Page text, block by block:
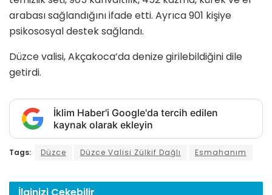
arabası sağlandığını ifade etti. Ayrıca 901 kişiye
psikososyal destek sağlandı.
Düzce valisi, Akçakoca’da denize girilebildiğini dile
getirdi.
İklim Haber'i Google'da tercih edilen
kaynak olarak ekleyin
Tags: Düzce Düzce Valisi Zülkif Dağlı Esmahanım
İlginizi Çekebilir